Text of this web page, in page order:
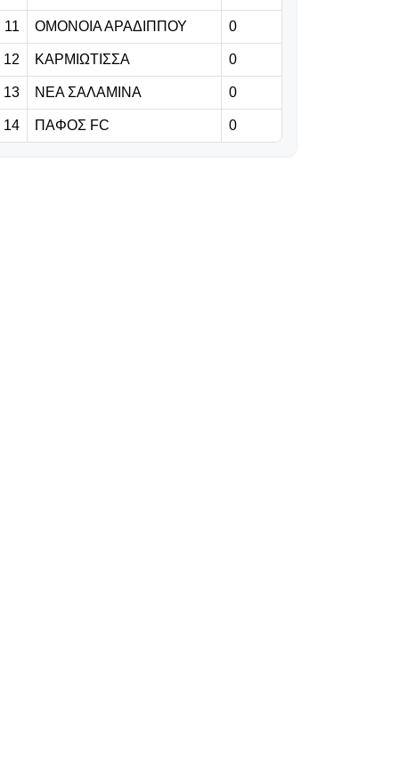
βασιστούμε σε
όλους τους
παίκτες μας»
06.08.2026 | 23:06
Έχασε από την
Άντερλεχτ ο
11 ΟΜΟΝΟΙΑ ΑΡΑΔΙΠΠΟΥ 0
12 ΚΑΡΜΙΩΤΙΣΣΑ 0
13 ΝΕΑ ΣΑΛΑΜΙΝΑ 0
14 ΠΑΦΟΣ FC 0